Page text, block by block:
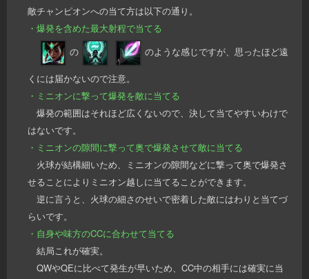
敵チャンピオンへの当て方は以下の通り。
・爆発を含めた最大射程で当てる
の
のような感じですが、思ったほど遠
くには届かないので注意。
・ミニオンに撃って爆発を敵に当てる
爆発の範囲はそれほど広くないので、決して当てやすいわけで
はないです。
・ミニオンの隙間に撃って奥で爆発させて敵に当てる
火球が結構細いため、ミニオンの隙間などに撃って奥で爆発さ
せることによりミニオン越しに当てることができます。
逆に言うと、火球の細さのせいで密着した敵にはわりと当てづ
らいです。
・自身や味方のCCに合わせて当てる
結局これが確実。
QWやQEに比べて発生が早いため、CC中の相手には確実に当